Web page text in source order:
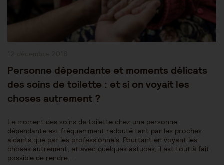
Personne dépendante et moments délicats
des soins de toilette : et si on voyait les
choses autrement ?
Le moment des soins de toilette chez une personne
dépendante est fréquemment redouté tant par les proches
aidants que par les professionnels. Pourtant en voyant les
choses autrement, et avec quelques astuces, il est tout à fait
possible de rendre…